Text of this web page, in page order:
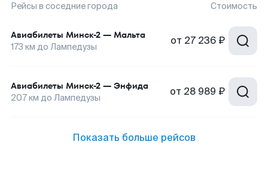
Рейсы в соседние города Стоимость
Авиабилеты Минск-2 — Мальта
173 км до Лампедузы от 27 236 ₽
Авиабилеты Минск-2 — Энфида
207км до Лампедузы от 28 989 ₽
Показать больше рейсов